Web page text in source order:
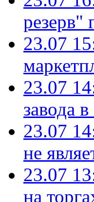
резерв"
23.07
23.07
завода
23.07
не
23.07
на